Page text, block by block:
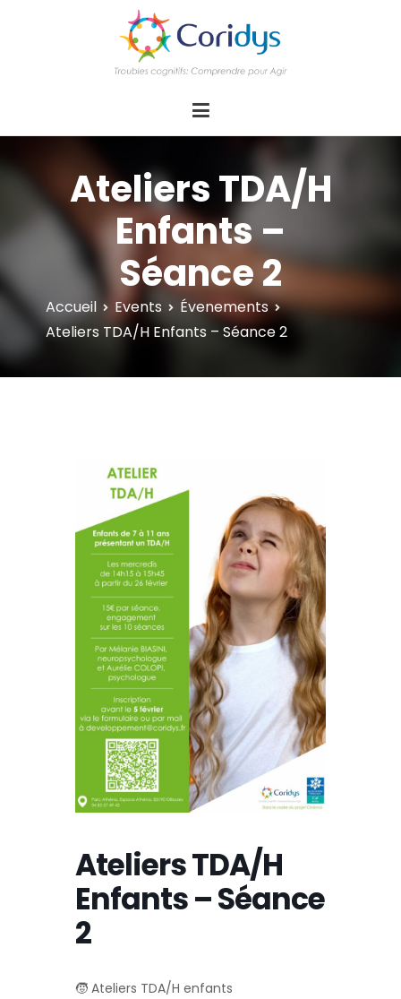
d'actions Information Accompagnement
Innovation/E­xpertise Formations autour des
Ateliers TDA/H
Enfants –
Séance 2
Accueil Events
Évenements
Ateliers TDA/H Enfants – Séance 2
Ateliers TDA/H
Enfants – Séance
2
🧒 Ateliers TDA/H enfants